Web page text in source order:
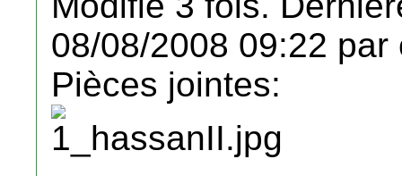
08/08/2008 09:22 par
Pièces jointes: